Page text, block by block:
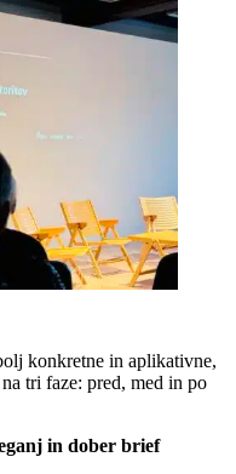
konkretne in aplikativne,
tri faze: pred, med in po
in dober brief